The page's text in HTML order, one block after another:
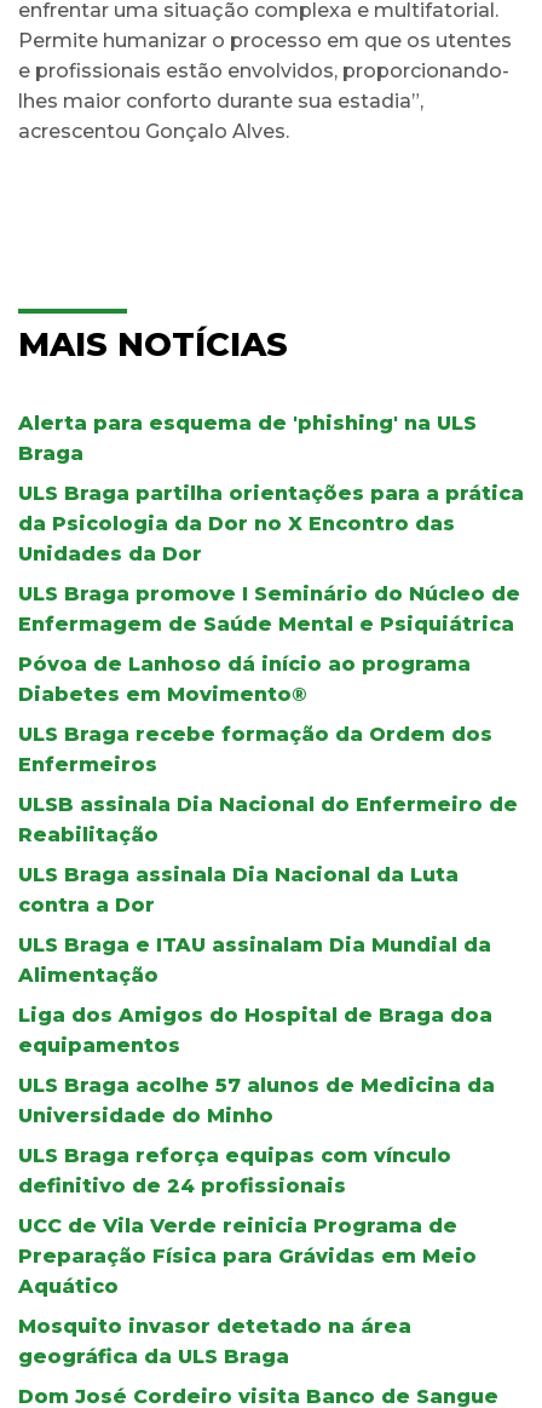
enfrentar uma situação complexa e multifatorial.
Permite humanizar o processo em que os utentes
e profissionais estão envolvidos, proporcionando-
lhes maior conforto durante sua estadia”,
acrescentou Gonçalo Alves.
MAIS NOTÍCIAS
Alerta para esquema de 'phishing' na ULS
Braga
ULS Braga partilha orientações para a prática
da Psicologia da Dor no X Encontro das
Unidades da Dor
ULS Braga promove I Seminário do Núcleo de
Enfermagem de Saúde Mental e Psiquiátrica
Póvoa de Lanhoso dá início ao programa
Diabetes em Movimento®
ULS Braga recebe formação da Ordem dos
Enfermeiros
ULSB assinala Dia Nacional do Enfermeiro de
Reabilitação
ULS Braga assinala Dia Nacional da Luta
contra a Dor
ULS Braga e ITAU assinalam Dia Mundial da
Alimentação
Liga dos Amigos do Hospital de Braga doa
equipamentos
ULS Braga acolhe 57 alunos de Medicina da
Universidade do Minho
ULS Braga reforça equipas com vínculo
definitivo de 24 profissionais
UCC de Vila Verde reinicia Programa de
Preparação Física para Grávidas em Meio
Aquático
Mosquito invasor detetado na área
geográfica da ULS Braga
Dom José Cordeiro visita Banco de Sangue